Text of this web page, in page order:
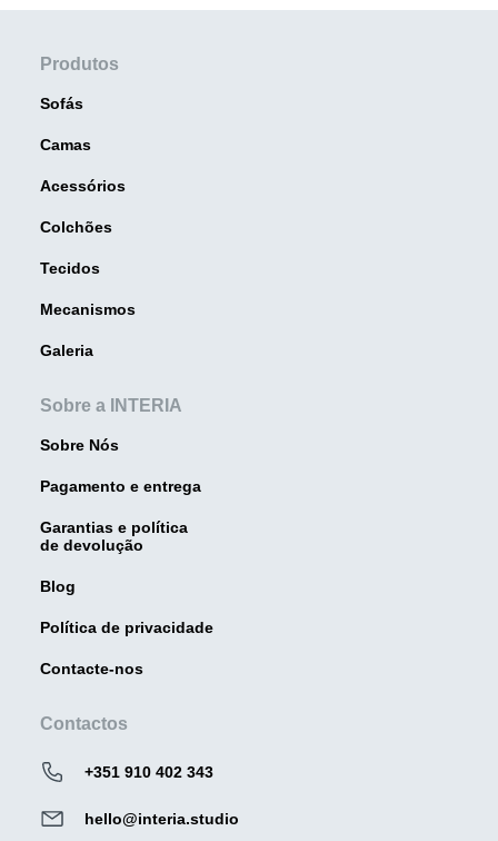
Produtos
Sofás
Camas
Acessórios
Colchões
Tecidos
Mecanismos
Galeria
Sobre a INTERIA
Sobre Nós
Pagamento e entrega
Garantias e política
de devolução
Blog
Política de privacidade
Contacte-nos
Contactos
+351 910 402 343
hello@interia.studio